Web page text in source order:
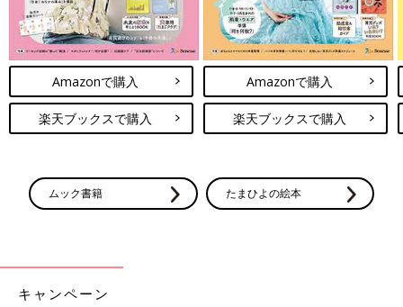
Amazonで購入
楽天ブックスで購入
Amazonで購入
楽天ブックスで購入
ムック書籍 たまひよの絵本
キャンペーン